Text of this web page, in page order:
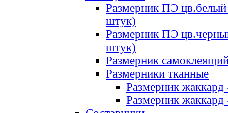
Размерник ПЭ цв.белый
штук)
Размерник ПЭ
штук)
Размерник
Размерники тканные
Размерник
Размерник